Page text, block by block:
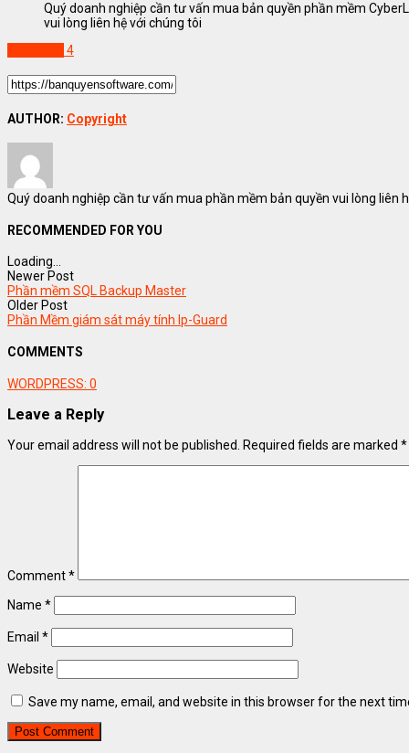
Quý doanh nghiệp cần tư vấn mua bản quyền phần mềm
vui lòng liên hệ với chúng tôi
4
AUTHOR: Copyright
Quý doanh nghiệp cần tư vấn mua phần mềm bản quyền vui lòng liên
RECOMMENDED FOR YOU
Loading...
Newer Post
Phần mềm SQL Backup Master
Older Post
Phần Mềm giám sát máy tính Ip-Guard
COMMENTS
WORDPRESS: 0
Leave a Reply
Your email address will not be published. Required fields are marked *
Comment*
Name *
Email *
Website
Save my name, email, and website in this browser for the next